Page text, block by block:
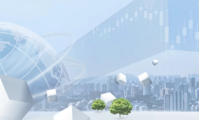
โค
โคร
ข้อบั
โครงสร้างการถื
จุดเด่นทางกา
สรุปข้อมูลทางก
ความสามารถใ